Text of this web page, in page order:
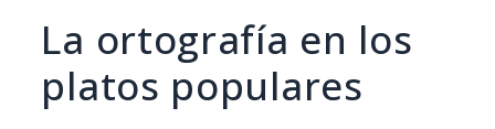
La ortografía en los
platos populares